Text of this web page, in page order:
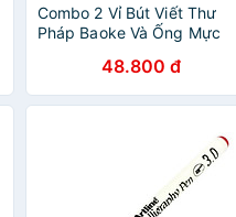
Combo 2 Vỉ Bút Viết Thư
Pháp Baoke Và Ống Mực
48.800 đ